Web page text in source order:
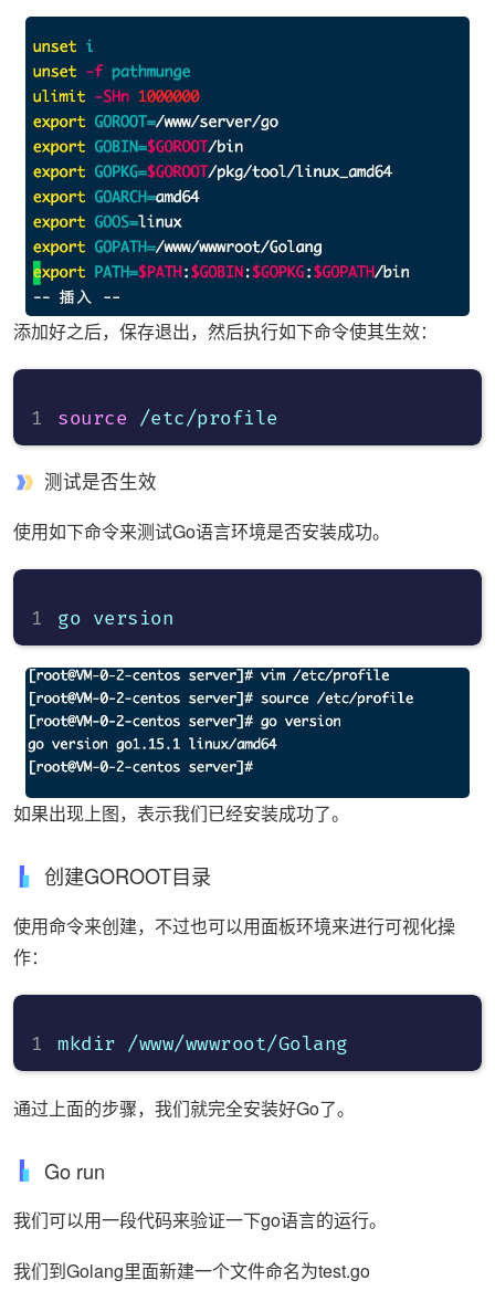
添加好之后，保存退出，然后执行如下命令使其生效：
source
测试是否生效
使用如下命令来测试Go语言环境是否安装成功。
如果出现上图，表示我们已经安装成功了。
创建GOROOT目录
使用命令来创建，不过也可以用面板环境来进行可视化操
作：
通过上面的步骤，我们就完全安装好Go了。
Go run
我们可以用一段代码来验证一下go语言的运行。
我们到Golang里面新建一个文件命名为test.go